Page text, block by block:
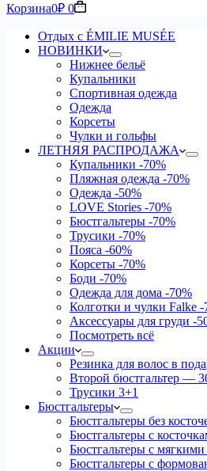
Корзина0₽ 0
Отдых с ÉMILIE MUSÉE
НОВИНКИ
Нижнее бельё
Купальники
Спортивная одежда
Одежда
Корсеты
Чулки и гольфы
ЛЕТНЯЯ РАСПРОДАЖА
Купальники -70%
Пляжная одежда -70%
Одежда -50%
LOVE Stories -70%
Бюстгальтеры -70%
Трусики -70%
Пояса -60%
Корсеты -70%
Боди -70%
Одежда для дома -70%
Колготки и чулки Falke -
Аксессуары для груди -
Посмотреть всё
Акции
Резинка для волос в
Второй бюстгальтер —
Трусики 3+1
Бюстгальтеры
Бюстгальтеры без
Бюстгальтеры с
Бюстгальтеры с
Бюстгальтеры с